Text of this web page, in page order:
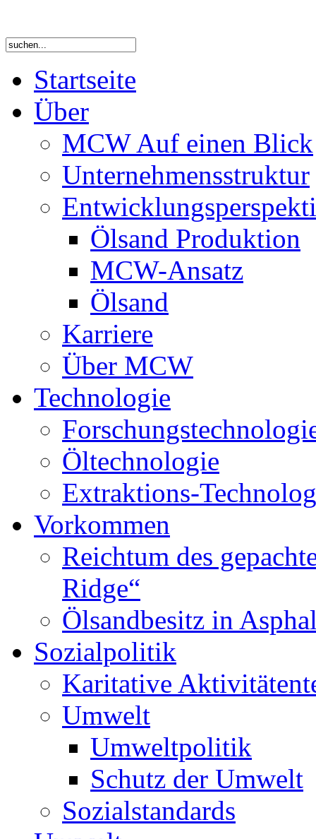
Startseite
Über
MCW Auf einen Blick
Unternehmensstruktur
Ölsand Produktion
MCW-Ansatz
Ölsand
Karriere
Über MCW
Technologie
Öltechnologie
Extraktions-
Vorkommen
Reichtum des
Ridge“
Ölsandbesitz in
Sozialpolitik
Karitative
Umwelt
Umweltpolitik
Schutz der Umwelt
Sozialstandards